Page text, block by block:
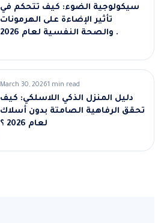
سيكولوجية الضوء: كيف تتحكم في
تأثير الإضاءة على الهرمونات
والصحة النفسية لعام 2026 .
March 30, 20261 min read
دليل المنزل الذكي اللاسلكي: كيف
تحقق الرفاهية الصامتة بدون أسلاك
لعام 2026 ؟